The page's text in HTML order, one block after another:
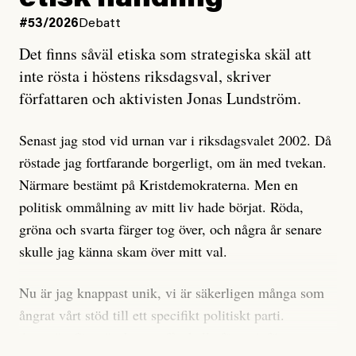
oro inom rörelsen.
Artikeln undersöker inte, som ETC påstår, ”vad som
är sant, vad som är rykten”, utan den bidrar bara till
ännu mer ryktesspridning. Det finns inte ett enda bevis
misstänkta personen är en infiltratör. Det som läsaren
får veta är att personen har ändrat sina politiska åsikter
under åren, att den har raderat tidigare innehåll på sina
sociala medier, att artikelns författare inte förstår sig
på personens ekonomi och att det tydligen finns
anonyma röster inom rörelsen som säger saker som
anses vara anledningar att titta närmare på personen,
men ingenting av detta är tillräckligt för att hänga ut
#53/2026 Debatt
Det finns såväl etiska som strategiska skäl att
inte rösta i höstens riksdagsval, skriver
författaren och aktivisten Jonas Lundström.
Senast jag stod vid urnan var i riksdagsvalet 2002. Då
röstade jag fortfarande borgerligt, om än med tvekan.
Närmare bestämt på Kristdemokraterna. Men en
politisk ommålning av mitt liv hade börjat. Röda,
gröna och svarta färger tog över, och några år senare
skulle jag känna skam över mitt val.
Nu är jag knappast unik, vi är säkerligen många som
ångrat vårt stöd till ett specifikt politiskt parti.